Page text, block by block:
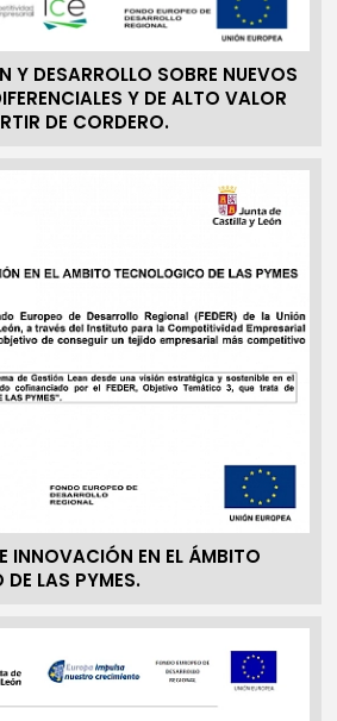
Y DESARROLLO SOBRE NUEVOS
Y DE ALTO VALOR
DE CORDERO.
INNOVACIÓN EN EL ÁMBITO
LAS PYMES.